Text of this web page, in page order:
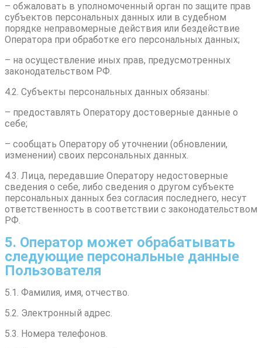
– обжаловать в уполномоченный орган по защите прав
субъектов персональных данных или в судебном
порядке неправомерные действия или бездействие
Оператора при обработке его персональных данных;
– на осуществление иных прав, предусмотренных
законодательством РФ.
4.2. Субъекты персональных данных обязаны:
– предоставлять Оператору достоверные данные о
себе;
– сообщать Оператору об уточнении (обновлении,
изменении) своих персональных данных.
4.3. Лица, передавшие Оператору недостоверные
сведения о себе, либо сведения о другом субъекте
персональных данных без согласия последнего, несут
ответственность в соответствии с законодательством
РФ.
5. Оператор может обрабатывать
следующие персональные данные
Пользователя
5.1. Фамилия, имя, отчество.
5.2. Электронный адрес.
5.3. Номера телефонов.